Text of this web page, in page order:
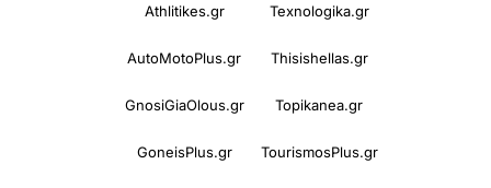
Athlitikes.gr Texnologika.gr
AutoMotoPlus.gr Thisishellas.gr
GnosiGiaOlous.gr Topikanea.gr
GoneisPlus.gr TourismosPlus.gr